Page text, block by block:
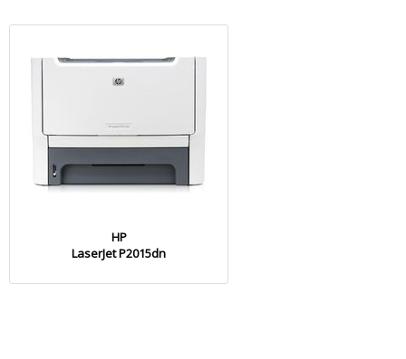
HP
LaserJet P2015dn